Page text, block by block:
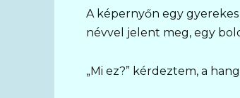
A képernyőn egy
névvel jelent meg, egy
„Mi ez?” kérdeztem, a